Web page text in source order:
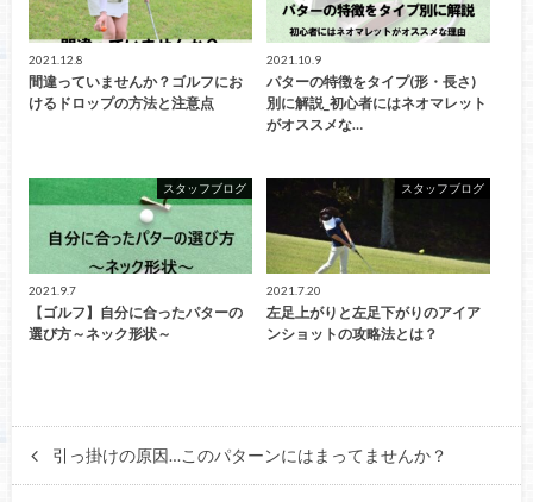
2021.12.8
間違っていませんか？ゴルフにお
けるドロップの方法と注意点
2021.10.9
パターの特徴をタイプ(形・長さ)
別に解説_初心者にはネオマレット
がオススメな…
スタッフブログ
2021.9.7
【ゴルフ】自分に合ったパターの
選び方～ネック形状～
スタッフブログ
2021.7.20
左足上がりと左足下がりのアイア
ンショットの攻略法とは？
引っ掛けの原因…このパターンにはまってませんか？